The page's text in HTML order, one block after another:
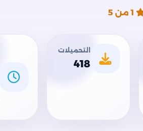
1من 5
التحميلات
418